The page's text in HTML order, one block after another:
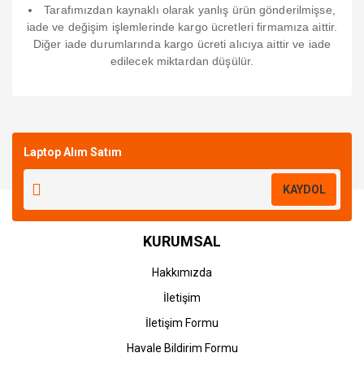
Tarafımızdan kaynaklı olarak yanlış ürün gönderilmişse,
iade ve değişim işlemlerinde kargo ücretleri firmamıza aittir.
Diğer iade durumlarında kargo ücreti alıcıya aittir ve iade
edilecek miktardan düşülür.
Laptop Alım Satım
KAYDOL
KURUMSAL
Hakkımızda
İletişim
İletişim Formu
Havale Bildirim Formu